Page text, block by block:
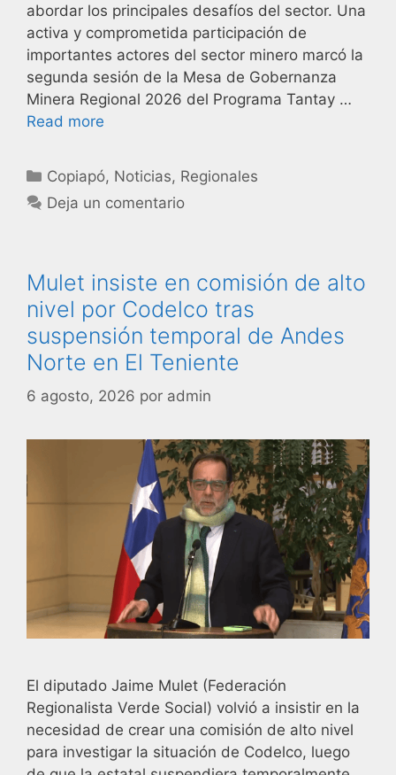
abordar los principales desafíos del sector. Una
activa y comprometida participación de
importantes actores del sector minero marcó la
segunda sesión de la Mesa de Gobernanza
Minera Regional 2026 del Programa Tantay …
Read more
Copiapó, Noticias, Regionales
Deja un comentario
Mulet insiste en comisión de alto
nivel por Codelco tras
suspensión temporal de Andes
Norte en El Teniente
6 agosto, 2026 por admin
El diputado Jaime Mulet (Federación
Regionalista Verde Social) volvió a insistir en la
necesidad de crear una comisión de alto nivel
para investigar la situación de Codelco, luego